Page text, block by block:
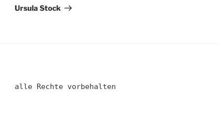
Beitrag
Ursula Stock
alle Rechte vorbehalten